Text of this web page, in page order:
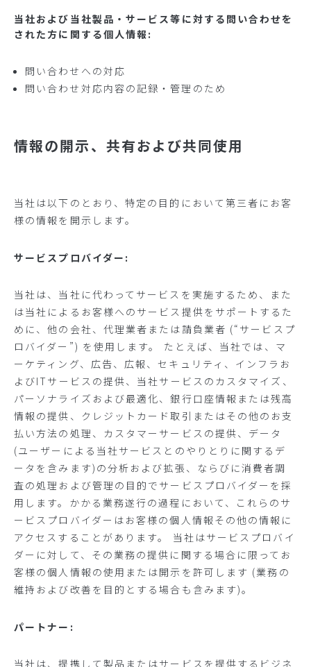
当社および当社製品・サービス等に対する問い合わせを
された方に関する個人情報:
問い合わせへの対応
問い合わせ対応内容の記録・管理のため
情報の開示、共有および共同使用
当社は以下のとおり、特定の目的において第三者にお客
様の情報を開示します。
サービスプロバイダー:
当社は、当社に代わってサービスを実施するため、また
は当社によるお客様へのサービス提供をサポートするた
めに、他の会社、代理業者または請負業者 (“サービスプ
ロバイダー”) を使用します。 たとえば、当社では、マ
ーケティング、広告、広報、セキュリティ、インフラお
よびITサービスの提供、当社サービスのカスタマイズ、
パーソナライズおよび最適化、銀行口座情報または残高
情報の提供、クレジットカード取引またはその他のお支
払い方法の処理、カスタマーサービスの提供、データ
(ユーザーによる当社サービスとのやりとりに関するデ
ータを含みます)の分析および拡張、ならびに消費者調
査の処理および管理の目的でサービスプロバイダーを採
用します。かかる業務遂行の過程において、これらのサ
ービスプロバイダーはお客様の個人情報その他の情報に
アクセスすることがあります。 当社はサービスプロバイ
ダーに対して、その業務の提供に関する場合に限ってお
客様の個人情報の使用または開示を許可します (業務の
維持および改善を目的とする場合も含みます)。
パートナー:
当社は、提携して製品またはサービスを提供するビジネ